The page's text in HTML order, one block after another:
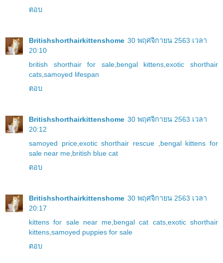
ตอบ
Britishshorthairkittenshome 30 พฤศจิกายน 2563 เวลา
20:10
british shorthair for sale, bengal kittens ,exotic shorthair
cats samoyed lifespan
ตอบ
Britishshorthairkittenshome 30 พฤศจิกายน 2563 เวลา
20:12
samoyed price, exotic shorthair rescue
bengal kittens for
sale near me british blue cat
ตอบ
Britishshorthairkittenshome 30 พฤศจิกายน 2563 เวลา
20:17
kittens for sale near me bengal cat cats, exotic shorthair
kittens samoyed puppies for sale
ตอบ